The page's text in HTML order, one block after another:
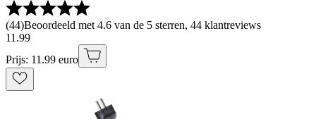
(44)Beoordeeld met 4.6 van de 5 sterren, 44 klantreviews
11 .99
Prijs: 11.99 euro